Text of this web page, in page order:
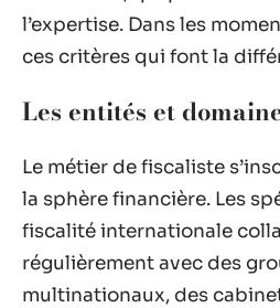
l’expertise. Dans les
ces critères qui font la
Les entités et
Le métier de fiscaliste
la sphère financière. Les
fiscalité internationale
régulièrement avec des
multinationaux, des